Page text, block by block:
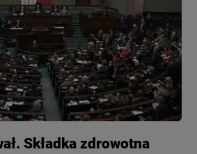
Składka zdrowotna